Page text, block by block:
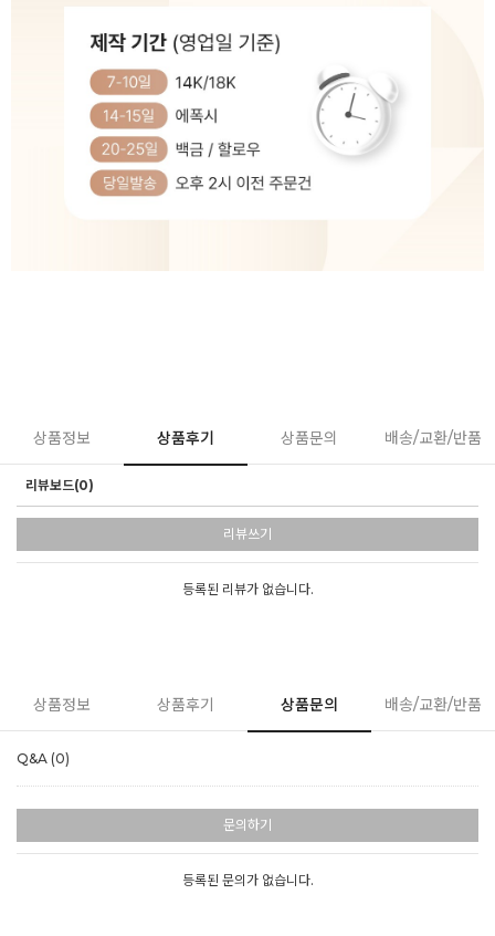
상품정보 상품후기 상품문의 배송/교환/반품
리뷰보드(0)
리뷰쓰기
등록된 리뷰가 없습니다.
상품정보 상품후기 상품문의 배송/교환/반품
Q&A (0)
문의하기
등록된 문의가 없습니다.